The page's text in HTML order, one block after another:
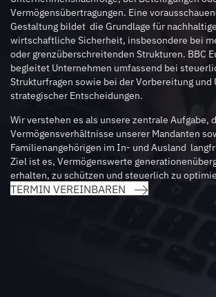
Vermögensübertragungen. Eine
Gestaltung bildet die Grundlage für
wirtschaftliche Sicherheit, insbesondere bei
oder grenzüberschreitenden Strukturen. BBC
begleitet Unternehmen umfassend bei
Strukturfragen sowie bei der Vorbereitung und
strategischer Entscheidungen.
Wir verstehen es als unsere zentrale Aufgabe,
Vermögensverhältnisse unserer Mandanten
Familienangehörigen im In- und Ausland
Ziel ist es, Vermögenswerte
erhalten, zu schützen und steuerlich zu
TERMIN VEREINBAREN